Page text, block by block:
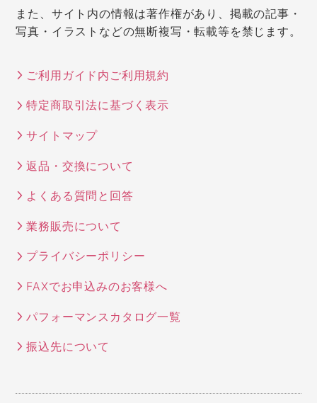
また、サイト内の情報は著作権があり、掲載の記事・
写真・イラストなどの無断複写・転載等を禁じます。
ご利用ガイド内ご利用規約
特定商取引法に基づく表示
サイトマップ
返品・交換について
よくある質問と回答
業務販売について
プライバシーポリシー
FAXでお申込みのお客様へ
パフォーマンスカタログ一覧
振込先について